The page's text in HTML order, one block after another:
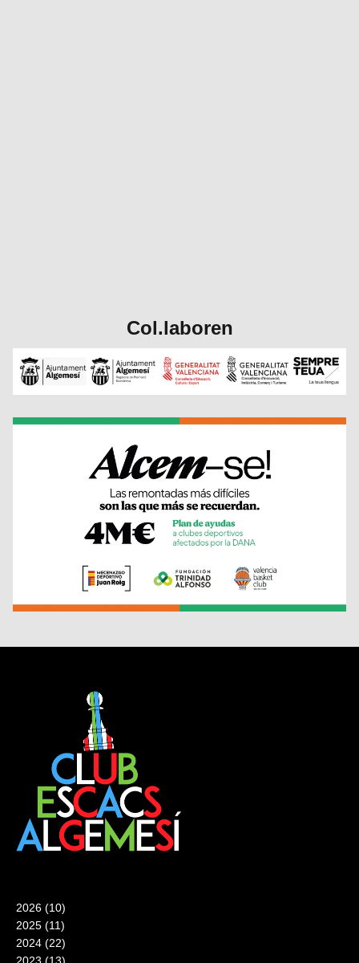
Col.laboren
2026 (10)
2025 (11)
2024 (22)
2023 (13)